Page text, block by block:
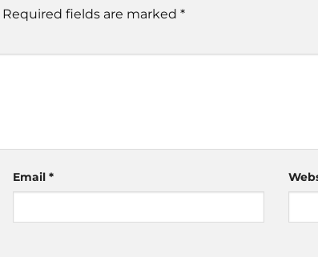
Required fields are marked *
Email*